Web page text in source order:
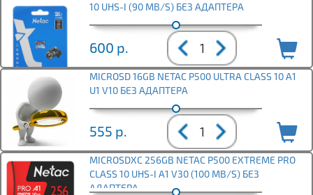
10 UHS-I (90 MB/S) БЕЗ АДАПТЕРА
600 р.
MICROSD 16GB NETAC P500 ULTRA CLASS 10 A1
U1 V10 БЕЗ АДАПТЕРА
555 р.
MICROSDXC 256GB NETAC P500 EXTREME PRO
CLASS 10 UHS-I A1 V30 (100 MB/S) БЕЗ
АДАПТЕРА